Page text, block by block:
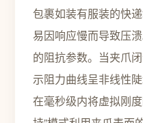
包裹如装有服装的快
易因响应慢而导致压
的阻抗参数。当夹爪
示阻力曲线呈非线性
在毫秒级内将虚拟刚